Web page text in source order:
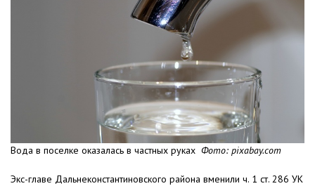
Вода в поселке оказалась в частных руках Фото: pixabay.com
Экс-главе Дальнеконстантиновского района вменили ч. 1 ст. 286 УК